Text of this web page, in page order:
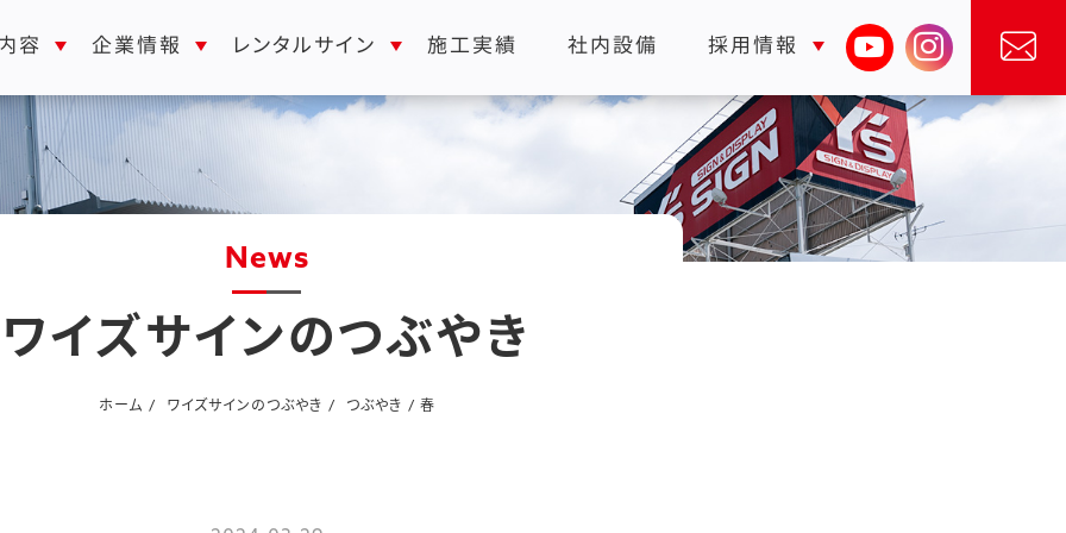
容 企業情報 レンタルサイン 施工実績 社内設備 採用情報
news
ワイズサインのつぶやき
ホーム ワイズサインのつぶやき つぶやき 春